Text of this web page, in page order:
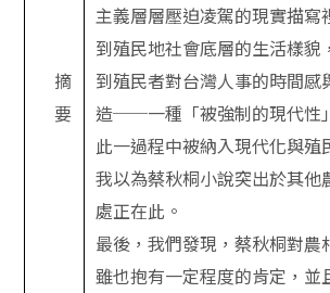
摘
要
主義層層壓迫凌駕的現實描寫
到殖民地社會底層的生活樣貌
到殖民者對台灣人事的時間感
造──一種「被強制的現代性
此一過程中被納入現代化與殖
我以為蔡秋桐小說突出於其他
處正在此。
最後，我們發現，蔡秋桐對農
雖也抱有一定程度的肯定，並